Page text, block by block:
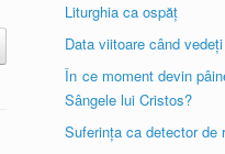
Liturghia ca ospăț
Data viitoare când
În ce moment devin
Sângele lui Cristos?
Suferința ca detector de